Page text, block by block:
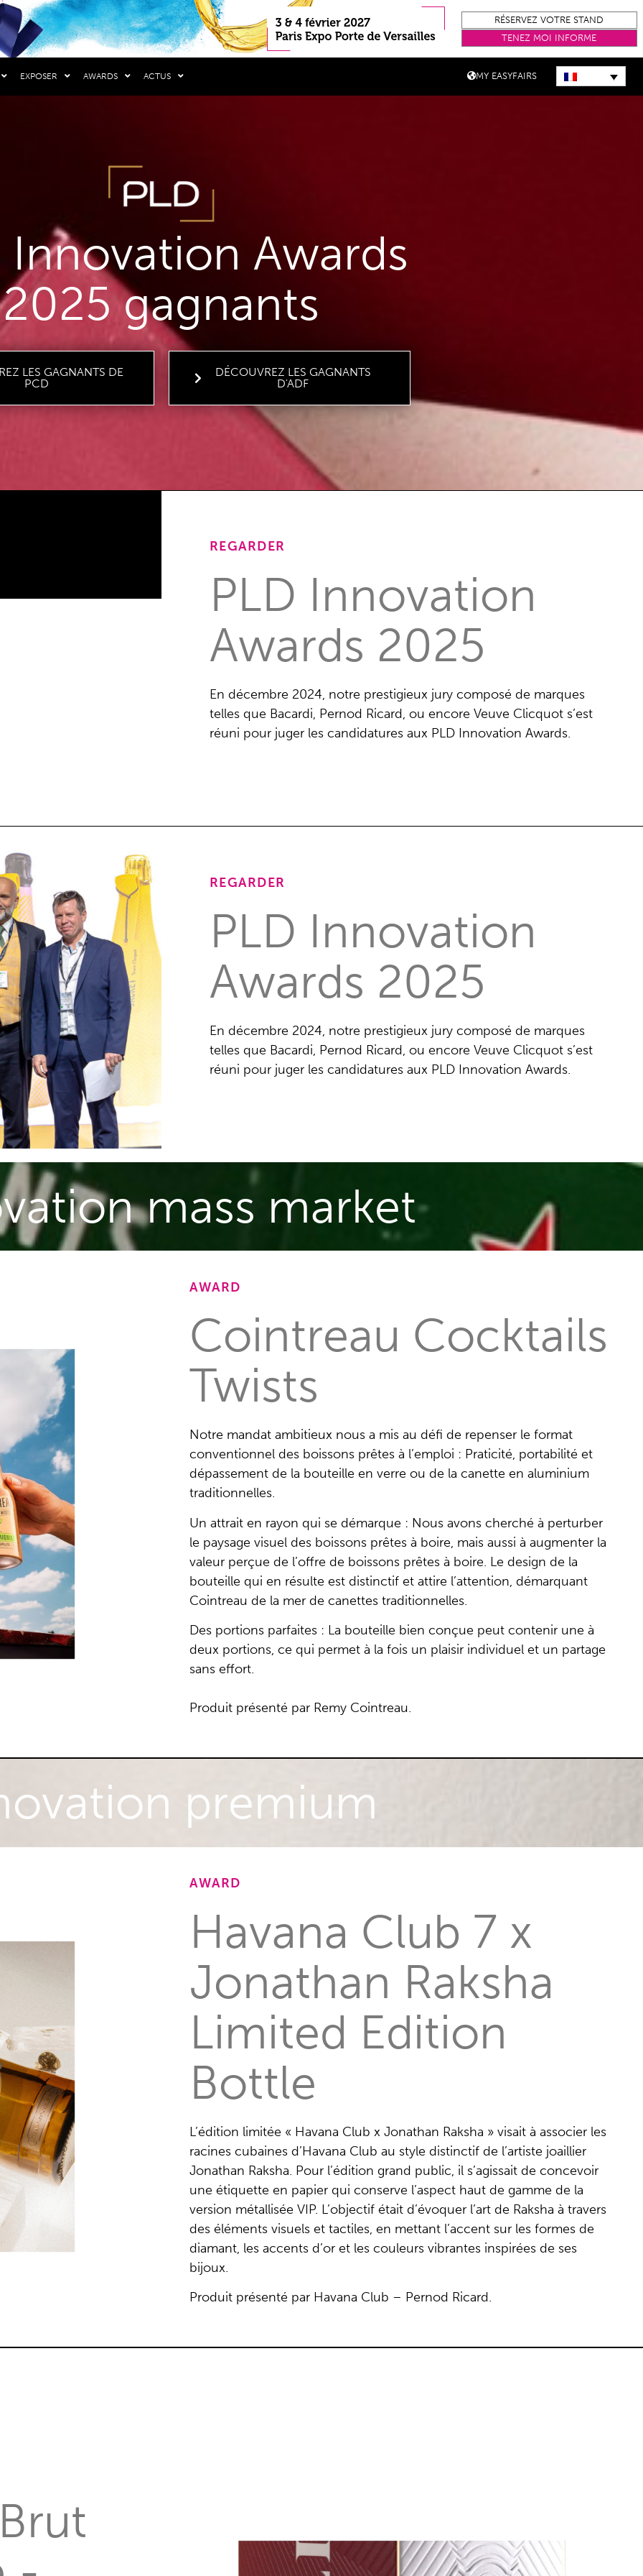
RÉSERVEZ VOTRE STAND
TENEZ MOI INFORME
EXPOSER AWARDS ACTUS MY EASYFAIRS
Innovation Awards
2025 gagnants
LES GAGNANTS DE
PCD
DÉCOUVREZ LES GAGNANTS
D'ADF
REGARDER
PLD Innovation
Awards 2025
En décembre 2024, notre prestigieux jury composé de marques
telles que Bacardi, Pernod Ricard, ou encore Veuve Clicquot s’est
réuni pour juger les candidatures aux PLD Innovation Awards.
REGARDER
PLD Innovation
Awards 2025
En décembre 2024, notre prestigieux jury composé de marques
telles que Bacardi, Pernod Ricard, ou encore Veuve Clicquot s’est
réuni pour juger les candidatures aux PLD Innovation Awards.
mass market
AWARD
Cointreau Cocktails
Twists
Notre mandat ambitieux nous a mis au défi de repenser le format
conventionnel des boissons prêtes à l’emploi : Praticité, portabilité et
dépassement de la bouteille en verre ou de la canette en aluminium
traditionnelles.
Un attrait en rayon qui se démarque : Nous avons cherché à perturber
le paysage visuel des boissons prêtes à boire, mais aussi à augmenter la
valeur perçue de l’offre de boissons prêtes à boire. Le design de la
bouteille qui en résulte est distinctif et attire l’attention, démarquant
Cointreau de la mer de canettes traditionnelles.
Des portions parfaites : La bouteille bien conçue peut contenir une à
deux portions, ce qui permet à la fois un plaisir individuel et un partage
sans effort.
Produit présenté par Remy Cointreau.
premium
AWARD
Havana Club 7 x
Jonathan Raksha
Limited Edition
Bottle
L’édition limitée « Havana Club x Jonathan Raksha » visait à associer les
racines cubaines d’Havana Club au style distinctif de l’artiste joaillier
Jonathan Raksha. Pour l’édition grand public, il s’agissait de concevoir
une étiquette en papier qui conserve l’aspect haut de gamme de la
version métallisée VIP. L’objectif était d’évoquer l’art de Raksha à travers
des éléments visuels et tactiles, en mettant l’accent sur les formes de
diamant, les accents d’or et les couleurs vibrantes inspirées de ses
bijoux.
Produit présenté par Havana Club – Pernod Ricard.